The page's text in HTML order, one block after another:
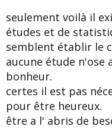
c
u
s
i
o
seulement voilà il
études et de
semblent établir le
aucune étude
bonheur.
certes il est pas
pour être heureux.
être a l' abris de